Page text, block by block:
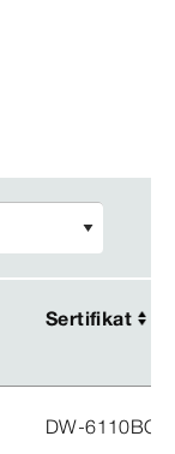
Sertifikat
Sertifikat
DW-